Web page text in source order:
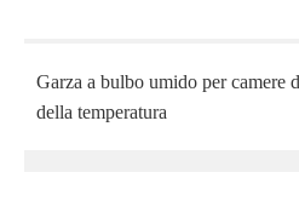
Garza a bulbo umido per camere
della temperatura